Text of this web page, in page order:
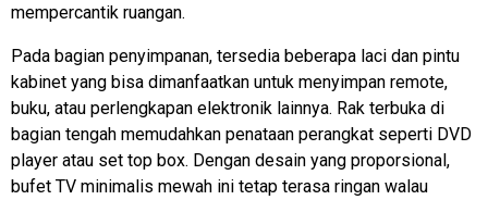
mempercantik ruangan.
Pada bagian penyimpanan, tersedia beberapa laci dan pintu
kabinet yang bisa dimanfaatkan untuk menyimpan remote,
buku, atau perlengkapan elektronik lainnya. Rak terbuka di
bagian tengah memudahkan penataan perangkat seperti DVD
player atau set top box. Dengan desain yang proporsional,
bufet TV minimalis mewah ini tetap terasa ringan walau